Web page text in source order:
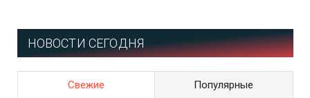
НОВОСТИ СЕГОДНЯ
Свежие Популярные